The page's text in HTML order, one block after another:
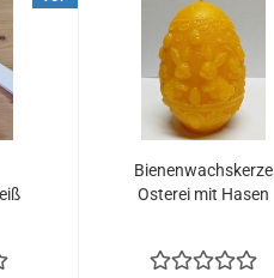
Bienenwachskerze
Osterei mit Hasen